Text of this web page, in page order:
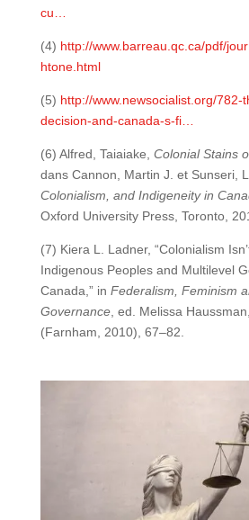
cu…
(4) http://www.barreau.qc.ca/pdf/
htone.html
(5) http://www.newsocialist.org/782-
decision-and-canada-s-fi…
(6) Alfred, Taiaiake, Colonial Stains
dans Cannon, Martin J. et Sunseri,
Colonialism, and Indigeneity in
Oxford University Press, Toronto,
(7) Kiera L. Ladner, “Colonialism
Indigenous Peoples and Multilevel
Canada,” in Federalism, Feminism
Governance, ed. Melissa
(Farnham, 2010), 67–82.